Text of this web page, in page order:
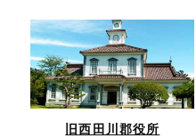
旧西田川郡役所